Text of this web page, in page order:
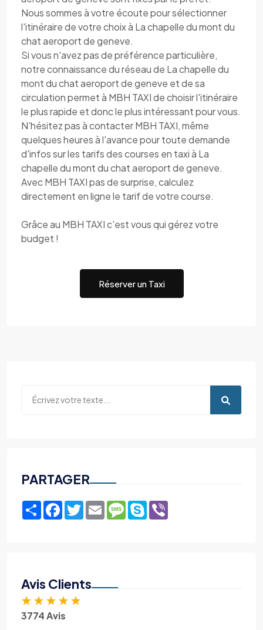
Nous sommes à votre écoute pour sélectionner
l'itinéraire de votre choix à La chapelle du mont du
chat aeroport de geneve.
Si vous n'avez pas de préférence particulière,
notre connaissance du réseau de La chapelle du
mont du chat aeroport de geneve et de sa
circulation permet à MBH TAXI de choisir l'itinéraire
le plus rapide et donc le plus intéressant pour vous.
N'hésitez pas à contacter MBH TAXI, même
quelques heures à l'avance pour toute demande
d'infos sur les tarifs des courses en taxi à La
chapelle du mont du chat aeroport de geneve.
Avec MBH TAXI pas de surprise, calculez
directement en ligne le tarif de votre course.
Grâce au MBH TAXI c'est vous qui gérez votre
budget !
Réserver un Taxi
PARTAGER
ShareFacebook
TwitterEmailMessage
Skype
Avis Clients
★ ★ ★ ★ ★
3774 Avis